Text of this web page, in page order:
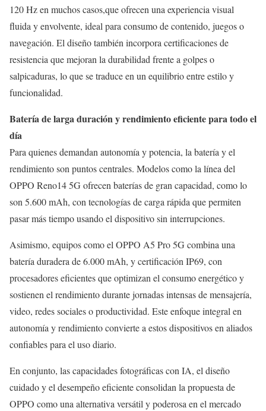
120 Hz en muchos casos,que ofrecen una experiencia visual
fluida y envolvente, ideal para consumo de contenido, juegos o
navegación. El diseño también incorpora certificaciones de
resistencia que mejoran la durabilidad frente a golpes o
salpicaduras, lo que se traduce en un equilibrio entre estilo y
funcionalidad.
Batería de larga duración y rendimiento eficiente para todo el
día
Para quienes demandan autonomía y potencia, la batería y el
rendimiento son puntos centrales. Modelos como la línea del
OPPO Reno14 5G ofrecen baterías de gran capacidad, como lo
son 5.600 mAh, con tecnologías de carga rápida que permiten
pasar más tiempo usando el dispositivo sin interrupciones.
Asimismo, equipos como el OPPO A5 Pro 5G combina una
batería duradera de 6.000 mAh, y certificación IP69, con
procesadores eficientes que optimizan el consumo energético y
sostienen el rendimiento durante jornadas intensas de mensajería,
video, redes sociales o productividad. Este enfoque integral en
autonomía y rendimiento convierte a estos dispositivos en aliados
confiables para el uso diario.
En conjunto, las capacidades fotográficas con IA, el diseño
cuidado y el desempeño eficiente consolidan la propuesta de
OPPO como una alternativa versátil y poderosa en el mercado